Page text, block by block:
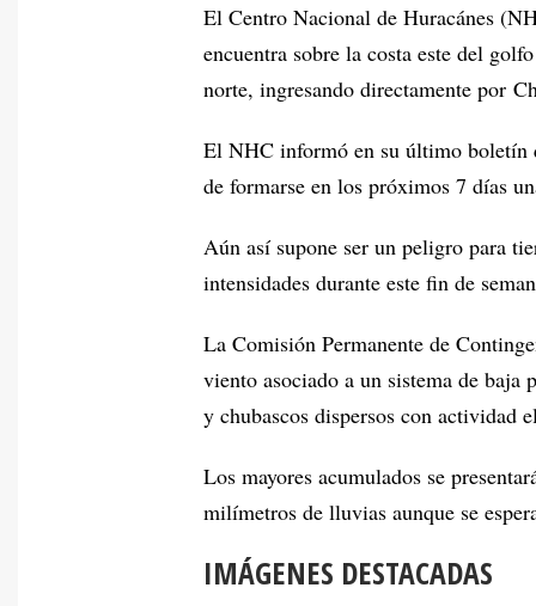
El Centro Nacional de Huracánes
encuentra sobre la costa este del
norte, ingresando directamente por
El NHC informó en su último boletín
de formarse en los próximos 7 días
Aún así supone ser un peligro para
intensidades durante este fin de
La Comisión Permanente de
viento asociado a un sistema de baja
y chubascos dispersos con actividad
Los mayores acumulados se
milímetros de lluvias aunque se
IMÁGENES DESTACADAS